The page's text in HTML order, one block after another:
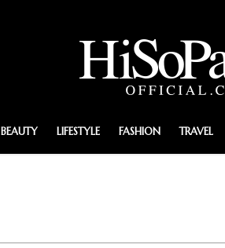
BEAUTY LIFESTYLE FASHION TRAVEL